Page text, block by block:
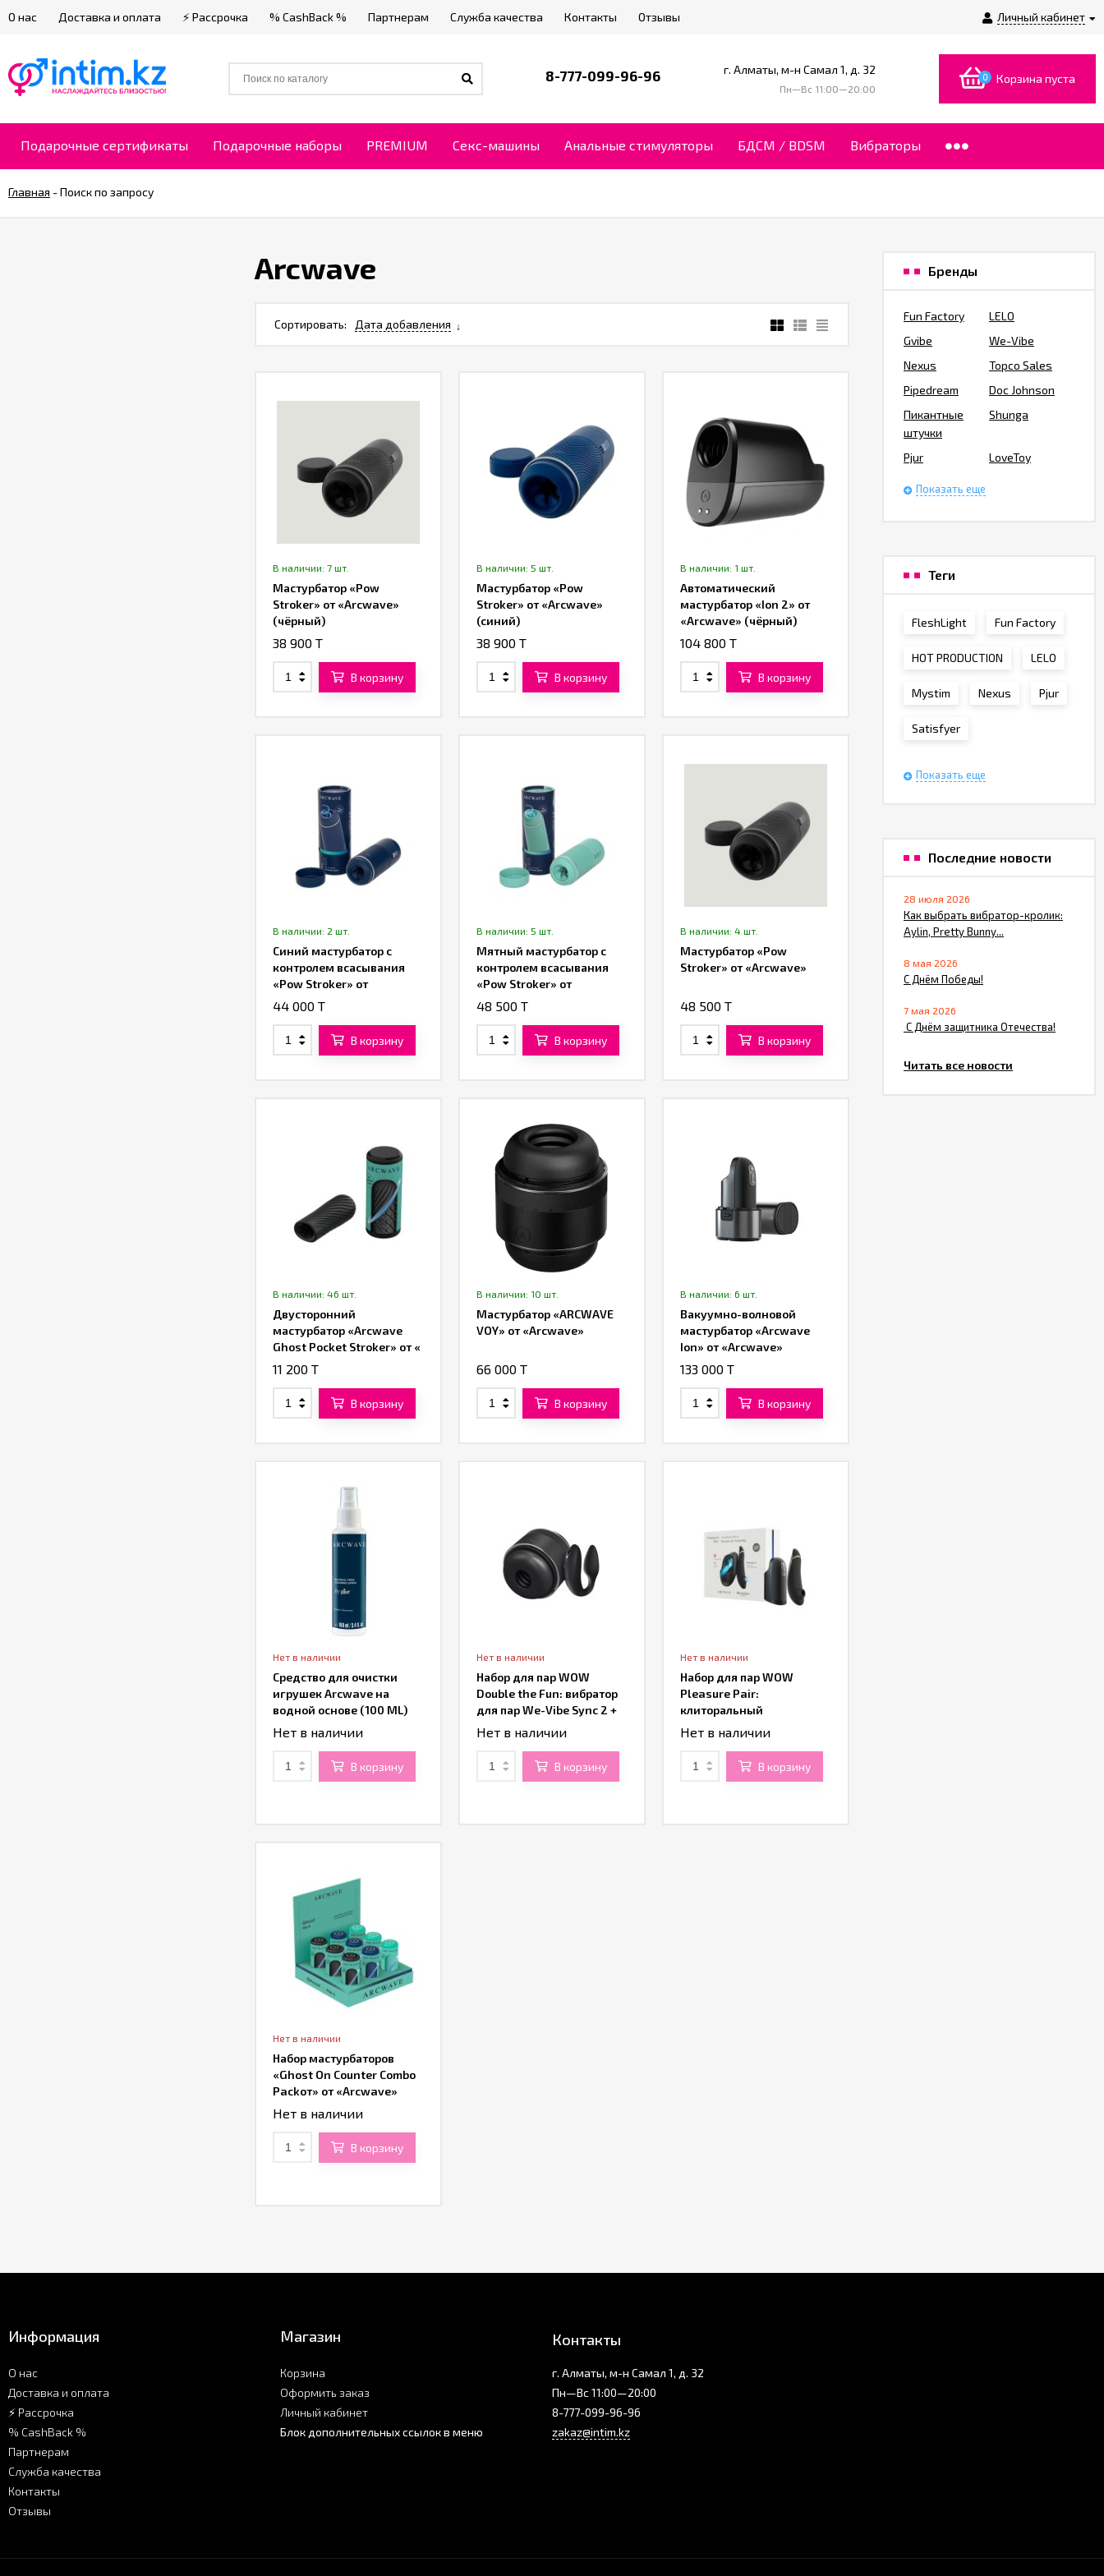
Личный кабинет
О нас Доставка и оплата ⚡ Рассрочка % CashBack % Партнерам Служба качества Контакты Отзывы
8-777-099-96-96 г. Алматы, м-н Самал 1, д. 32
Пн—Вс 11:00—20:00
0 Корзина пуста
Подарочные сертификаты Подарочные наборы PREMIUM Секс-машины Анальные стимуляторы БДСМ / BDSM Вибраторы
Главная -Поиск по запросу
Arcwave
Сортировать: Дата добавления
В наличии: 7 шт.
Мастурбатор «Pow
Stroker» от «Arcwave»
(чёрный)
38 900 T
В корзину
В наличии: 5 шт.
Мастурбатор «Pow
Stroker» от «Arcwave»
(cиний)
38 900 T
В корзину
В наличии: 1 шт.
Автоматический
мастурбатор «Ion 2» от
«Arcwave» (чёрный)
104 800 T
В корзину
В наличии: 2 шт.
Синий мастурбатор с
контролем всасывания
«Pow Stroker» от
«Arcwave»
44 000 T
В корзину
В наличии: 5 шт.
Мятный мастурбатор с
контролем всасывания
«Pow Stroker» от
«Arcwave»
48 500 T
В корзину
В наличии: 4 шт.
Мастурбатор «Pow
Stroker» от «Arcwave»
48 500 T
В корзину
В наличии: 46 шт.
Двусторонний
мастурбатор «Arcwave
Ghost Pocket Stroker» от «
Arcwave»
11 200 T
В корзину
В наличии: 10 шт.
Мастурбатор «ARCWAVE
VOY» от «Arcwave»
66 000 T
В корзину
В наличии: 6 шт.
Вакуумно-волновой
мастурбатор «Arcwave
Ion» от «Arcwave»
133 000 T
В корзину
Нет в наличии
Средство для очистки
игрушек Arcwave на
водной основе (100 ML)
Нет в наличии
В корзину
Нет в наличии
Набор для пар WOW
Double the Fun: вибратор
для пар We-Vibe Sync 2 +
мастурбатор Arcwave Voy
Нет в наличии
В корзину
Нет в наличии
Набор для пар WOW
Pleasure Pair:
клиторальный
стимулятор Womanizer
Arcwave Ion
Нет в наличии
В корзину
Нет в наличии
Набор мастурбаторов
«Ghost On Counter Combo
Packот» от «Arcwave»
Нет в наличии
В корзину
Бренды
Fun Factory
LELO
Gvibe
We-Vibe
Nexus
Topco Sales
Pipedream
Doc Johnson
Пикантные
штучки
Shunga
Pjur LoveToy
Показать еще
Теги
FleshLight Fun Factory
HOT PRODUCTION LELO
Mystim Nexus Pjur
Satisfyer
Показать еще
Последние новости
28 июля 2026
Как выбрать вибратор-кролик:
Aylin, Pretty Bunny...
8 мая 2026
С Днём Победы!
7 мая 2026
​ С Днём защитника Отечества!
Читать все новости
Информация
О нас
Доставка и оплата
⚡ Рассрочка
% CashBack %
Партнерам
Служба качества
Контакты
Отзывы
Магазин
Корзина
Оформить заказ
Личный кабинет
Блок дополнительных ссылок в меню
Контакты
г. Алматы, м-н Самал 1, д. 32
Пн—Вс 11:00—20:00
8-777-099-96-96
zakaz@intim.kz